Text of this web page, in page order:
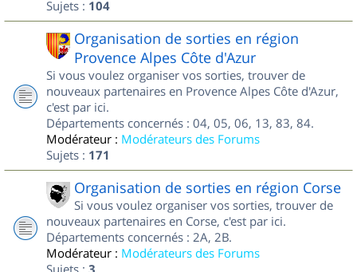
Sujets : 104
Organisation de sorties en région
Provence Alpes Côte d'Azur
Si vous voulez organiser vos sorties, trouver de
nouveaux partenaires en Provence Alpes Côte d'Azur,
c'est par ici.
Départements concernés : 04, 05, 06, 13, 83, 84.
Modérateur : Modérateurs des Forums
Sujets : 171
Organisation de sorties en région Corse
Si vous voulez organiser vos sorties, trouver de
nouveaux partenaires en Corse, c'est par ici.
Départements concernés : 2A, 2B.
Modérateur : Modérateurs des Forums
Sujets :